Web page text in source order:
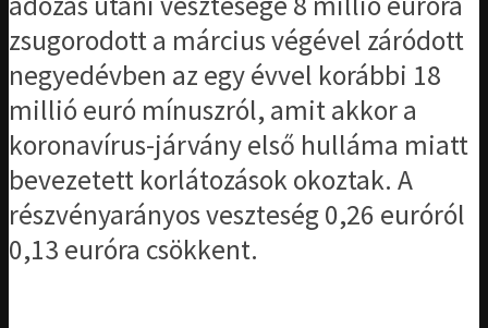
zsugorodott a március végével záródott
negyedévben az egy évvel korábbi 18
millió euró mínuszról, amit akkor a
koronavírus-járvány első hulláma miatt
bevezetett korlátozások okoztak. A
részvényarányos veszteség 0,26 euróról
0,13 euróra csökkent.